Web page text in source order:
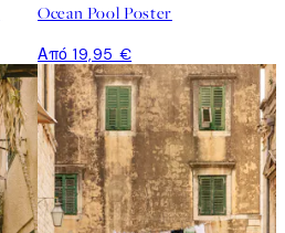
Ocean Pool Poster
Από 19,95 €